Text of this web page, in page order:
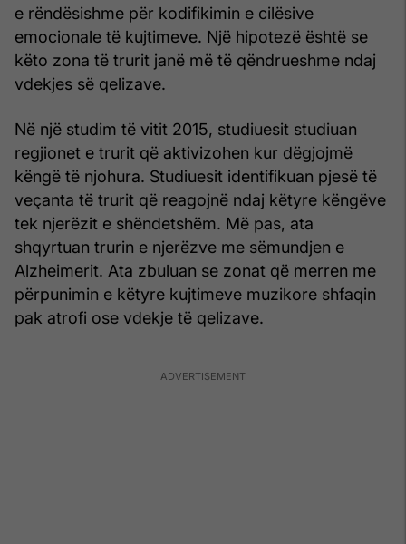
e rëndësishme për kodifikimin e cilësive
emocionale të kujtimeve. Një hipotezë është se
këto zona të trurit janë më të qëndrueshme ndaj
vdekjes së qelizave.
Në një studim të vitit 2015, studiuesit studiuan
regjionet e trurit që aktivizohen kur dëgjojmë
këngë të njohura. Studiuesit identifikuan pjesë të
veçanta të trurit që reagojnë ndaj këtyre këngëve
tek njerëzit e shëndetshëm. Më pas, ata
shqyrtuan trurin e njerëzve me sëmundjen e
Alzheimerit. Ata zbuluan se zonat që merren me
përpunimin e këtyre kujtimeve muzikore shfaqin
pak atrofi ose vdekje të qelizave.